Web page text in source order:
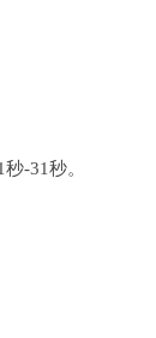
-31秒。